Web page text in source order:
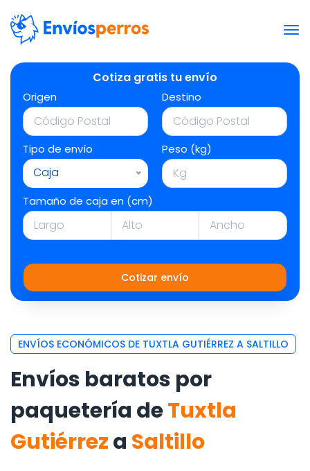
Cotiza gratis tu envío
Origen Destino
Tipo de envío
Caja
Peso (kg)
Tamaño de caja en (cm)
Cotizar envío
ENVÍOS ECONÓMICOS DE TUXTLA GUTIÉRREZ A SALTILLO
Envíos baratos por
paquetería deTuxtla
Gutiérreza Saltillo